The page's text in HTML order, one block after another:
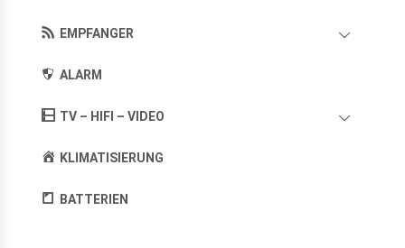
EMPFANGER
ALARM
TV – HIFI – VIDEO
KLIMATISIERUNG
BATTERIEN